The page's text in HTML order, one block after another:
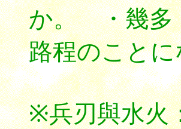
か。 ・幾多
路程のこと
※兵刃與水火